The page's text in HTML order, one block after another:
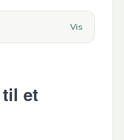
Vis
et